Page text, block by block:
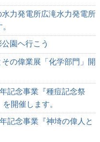
力発電所広滝水力発電所
園ヘ行こう
の偉業展「化学部門」開
記念事業『種痘記念祭
開催します。
記念事業『神埼の偉人と